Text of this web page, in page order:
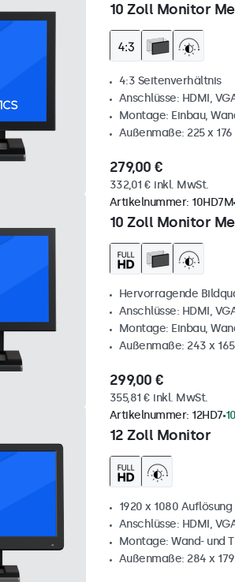
10 Zoll Monitor
4:3 Seitenverhältnis
Anschlüsse: HDMI,
Montage: Einbau,
Außenmaße: 225 x
279,00 €
332,01 € inkl. MwSt.
10 Zoll Monitor
Artikelnummer: 10HD7M
Hervorragende
Anschlüsse: HDMI,
Montage: Einbau,
Außenmaße: 243 x
299,00 €
355,81 € inkl. MwSt.
12 Zoll Monitor
Artikelnummer: 12HD7
1920 x 1080
Anschlüsse: HDMI,
Montage: Wand- und
Außenmaße: 284 x